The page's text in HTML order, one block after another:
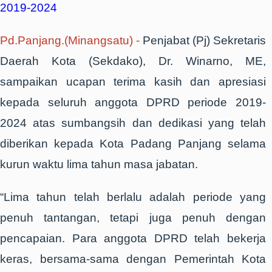
2019-2024
Pd.Panjang.(Minangsatu) - Penjabat (Pj) Sekretaris
Daerah Kota (Sekdako), Dr. Winarno, ME,
sampaikan ucapan terima kasih dan apresiasi
kepada seluruh anggota DPRD periode 2019-
2024 atas sumbangsih dan dedikasi yang telah
diberikan kepada Kota Padang Panjang selama
kurun waktu lima tahun masa jabatan.
“Lima tahun telah berlalu adalah periode yang
penuh tantangan, tetapi juga penuh dengan
pencapaian. Para anggota DPRD telah bekerja
keras, bersama-sama dengan Pemerintah Kota